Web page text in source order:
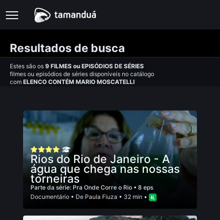
Resultados de busca
Estes são os 9 FILMES ou EPISÓDIOS DE SÉRIES
filmes ou episódios de séries disponíveis no catálogo
com ELENCO CONTÉM MARIO MOSCATELLI
Rios do Rio de Janeiro - A
água que chega nas nossas
torneiras
Parte da série: Pra Onde Corre o Rio • 8 eps
Documentário • De Paula Fiuza • 32 min •